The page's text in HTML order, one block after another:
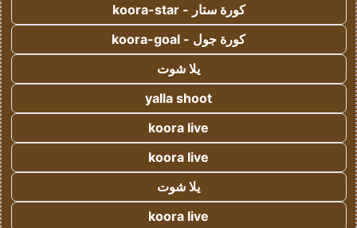
كورة ستار - koora-star
كورة جول - koora-goal
يلا شوت
yalla shoot
koora live
koora live
يلا شوت
koora live